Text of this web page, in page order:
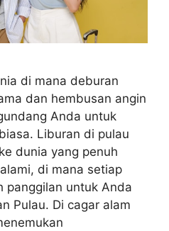
di mana deburan
dan hembusan angin
Anda untuk
Liburan di pulau
dunia yang penuh
di mana setiap
panggilan untuk Anda
Pulau. Di cagar alam